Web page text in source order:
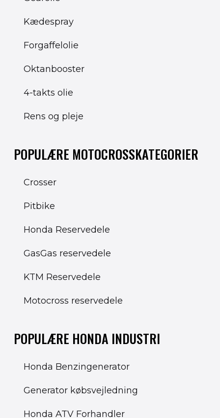
Kædespray
Forgaffelolie
Oktanbooster
4-takts olie
Rens og pleje
POPULÆRE MOTOCROSSKATEGORIER
Crosser
Pitbike
Honda Reservedele
GasGas reservedele
KTM Reservedele
Motocross reservedele
POPULÆRE HONDA INDUSTRI
Honda Benzingenerator
Generator købsvejledning
Honda ATV Forhandler